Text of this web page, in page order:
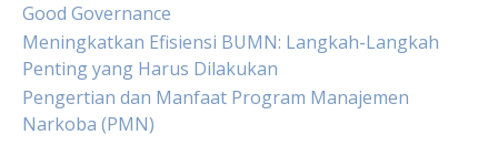
Good Governance
Meningkatkan Efisiensi BUMN: Langkah-Langkah
Penting yang Harus Dilakukan
Pengertian dan Manfaat Program Manajemen
Narkoba (PMN)